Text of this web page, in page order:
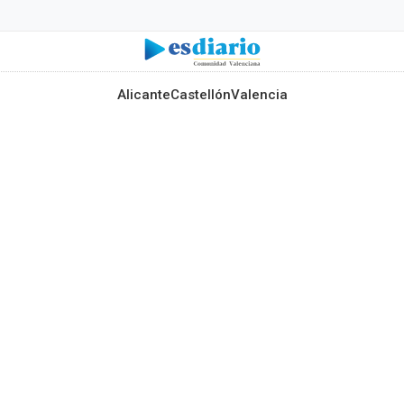
AlicanteCastellónValencia